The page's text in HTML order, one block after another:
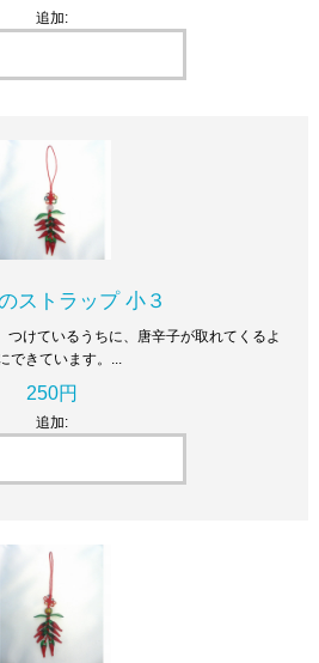
追加:
ストラップ 小３
つけているうちに、唐辛子が取れてくるよ
できています。...
250円
追加: